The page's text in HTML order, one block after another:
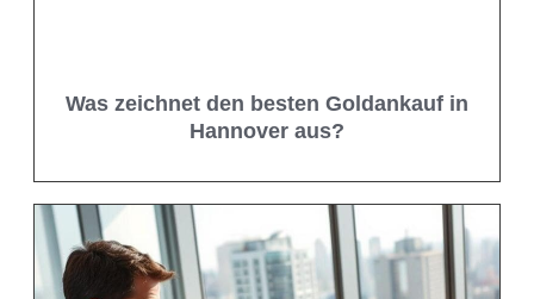
Was zeichnet den besten Goldankauf in
Hannover aus?